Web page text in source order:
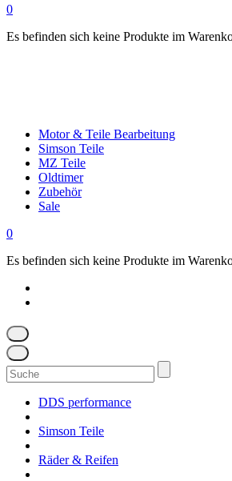
0
Es befinden sich keine Produkte im
Motor & Teile Bearbeitung
Simson Teile
MZ Teile
Oldtimer
Zubehör
Sale
0
Es befinden sich keine Produkte im
Suchen
nach:
DDS performance
Simson Teile
Räder & Reifen